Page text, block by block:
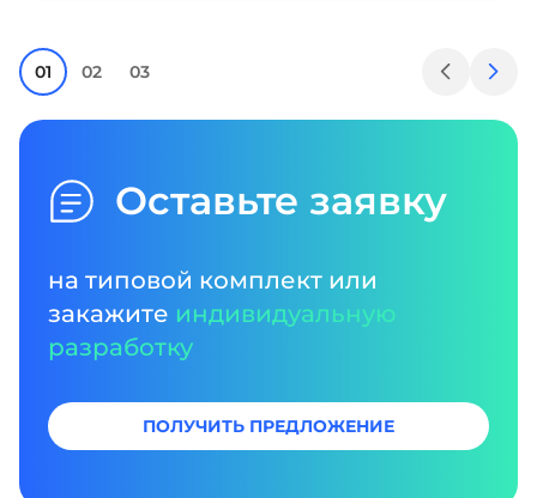
01 02 03
Оставьте заявку
на типовой комплект или
закажите индивидуальную
разработку
ПОЛУЧИТЬ ПРЕДЛОЖЕНИЕ